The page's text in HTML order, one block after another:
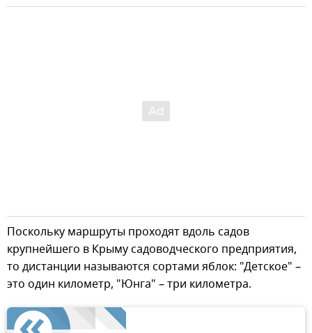
Поскольку маршруты проходят вдоль садов
крупнейшего в Крыму садоводческого предприятия,
то дистанции называются сортами яблок: "Детское" –
это один километр, "Юнга" – три километра.